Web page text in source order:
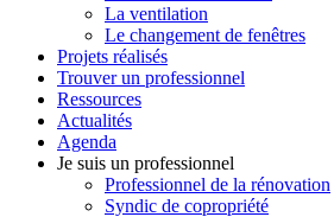
La ventilation
Le changement de fenêtres
Projets réalisés
Trouver un professionnel
Ressources
Actualités
Agenda
Je suis un professionnel
Professionnel de la rénovation
Syndic de copropriété